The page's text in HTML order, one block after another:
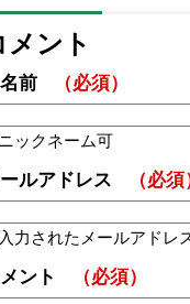
メント
前 （必須）
ニックネーム可
ルアドレス （必須
入力されたメールアドレ
ント （必須）